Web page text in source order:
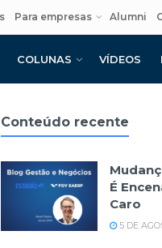
Para empresas Alumni
COLUNAS VÍDEOS
Conteúdo recente
É
Caro
5 DE